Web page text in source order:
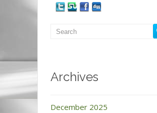
Archives
December 2025